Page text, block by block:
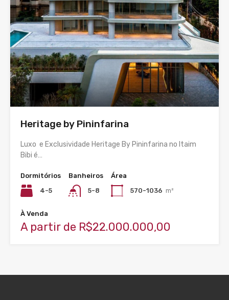
Heritage by Pininfarina
Luxo e Exclusividade Heritage By Pininfarina no Itaim
Bibi é…
Dormitórios
4-5
Banheiros
5-8
Área
570-1036 m²
À Venda
A partir de R$22.000.000,00